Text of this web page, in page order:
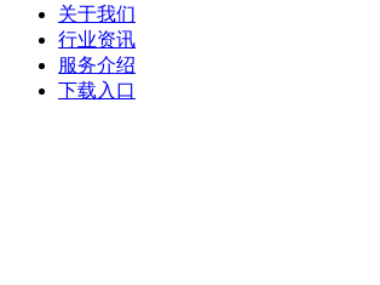
关于我们
行业资讯
服务介绍
下载入口